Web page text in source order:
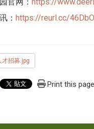
： https://reurl.cc/
才招募.jpg
Print this page